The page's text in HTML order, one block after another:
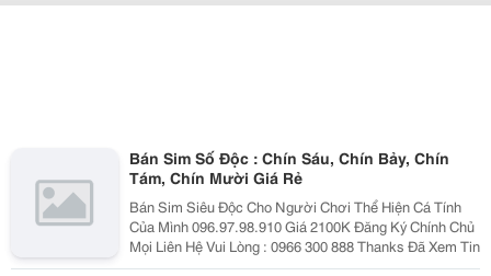
Bán Sim Số Độc : Chín Sáu, Chín Bảy, Chín
Tám, Chín Mười Giá Rẻ
Bán Sim Siêu Độc Cho Người Chơi Thể Hiện Cá Tính
Của Mình 096.97.98.910 Giá 2100K Đăng Ký Chính Chủ
Mọi Liên Hệ Vui Lòng : 0966 300 888 Thanks Đã Xem Tin